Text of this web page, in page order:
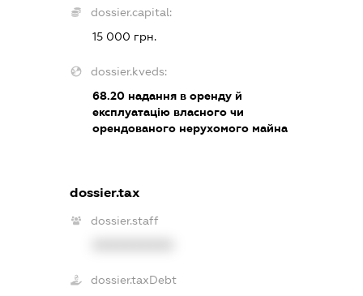
dossier.capital:
15 000 грн.
dossier.kveds:
68.20 надання в оренду й
експлуатацію власного чи
орендованого нерухомого майна
dossier.tax
dossier.staff
dossier.taxDebt